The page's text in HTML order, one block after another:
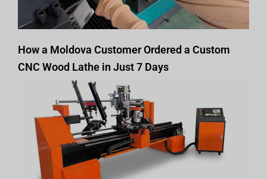
How a Moldova Customer Ordered a Custom
CNC Wood Lathe in Just 7 Days